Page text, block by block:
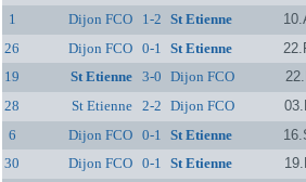
1
Dijon FCO 1-2 St Etienne
26
Dijon FCO 0-1 St Etienne
19
St Etienne 3-0 Dijon FCO
28
St Etienne 2-2 Dijon FCO
6
Dijon FCO 0-1 St Etienne
30
Dijon FCO 0-1 St Etienne